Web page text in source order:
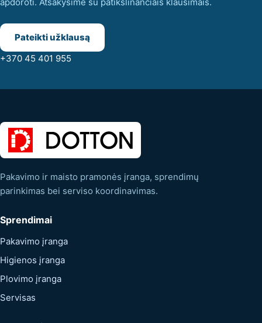
Pateikti užklausą
+370 45 401 955
Pakavimo ir maisto pramonės įranga, sprendimų
parinkimas bei serviso koordinavimas.
Sprendimai
Pakavimo įranga
Higienos įranga
Plovimo įranga
Servisas